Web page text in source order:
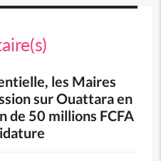
les Maires
sur Ouattara en
de 50 millions FCFA